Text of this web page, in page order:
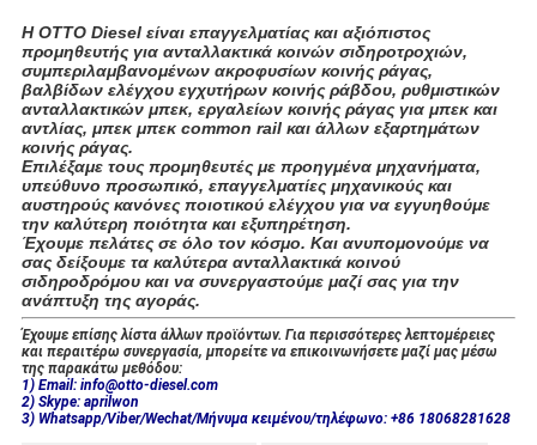
Η OTTO Diesel είναι επαγγελματίας και αξιόπιστος
προμηθευτής για ανταλλακτικά κοινών σιδηροτροχιών,
συμπεριλαμβανομένων ακροφυσίων κοινής ράγας,
βαλβίδων ελέγχου εγχυτήρων κοινής ράβδου, ρυθμιστικών
ανταλλακτικών μπεκ, εργαλείων κοινής ράγας για μπεκ και
αντλίας, μπεκ μπεκ common rail και άλλων εξαρτημάτων
κοινής ράγας.
Επιλέξαμε τους προμηθευτές με προηγμένα μηχανήματα,
υπεύθυνο προσωπικό, επαγγελματίες μηχανικούς και
αυστηρούς κανόνες ποιοτικού ελέγχου για να εγγυηθούμε
την καλύτερη ποιότητα και εξυπηρέτηση.
Έχουμε πελάτες σε όλο τον κόσμο. Και ανυπομονούμε να
σας δείξουμε τα καλύτερα ανταλλακτικά κοινού
σιδηροδρόμου και να συνεργαστούμε μαζί σας για την
ανάπτυξη της αγοράς.
Έχουμε επίσης λίστα άλλων προϊόντων. Για περισσότερες λεπτομέρειες
και περαιτέρω συνεργασία, μπορείτε να επικοινωνήσετε μαζί μας μέσω
της παρακάτω μεθόδου:
1) Email: info@otto-diesel.com
2) Skype: aprilwon
3) Whatsapp/Viber/Wechat/Μήνυμα κειμένου/τηλέφωνο: +86 18068281628